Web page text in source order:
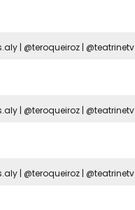
| @teroqueiroz | @teatrinetv
| @teroqueiroz | @teatrinetv
| @teroqueiroz | @teatrinetv